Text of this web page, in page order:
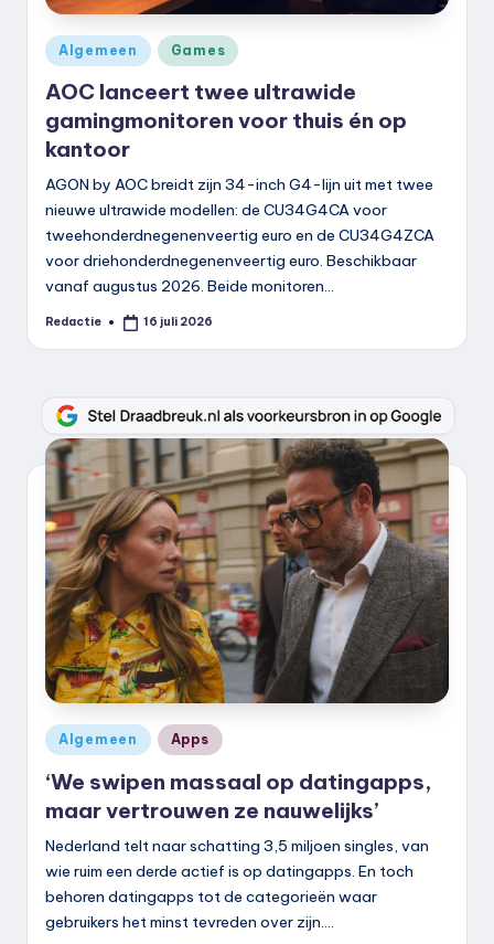
Geplaatst
in
Algemeen Games
AOC lanceert twee ultrawide
gamingmonitoren voor thuis én op
kantoor
AGON by AOC breidt zijn 34-inch G4-lijn uit met twee
nieuwe ultrawide modellen: de CU34G4CA voor
tweehonderdnegenenveertig euro en de CU34G4ZCA
voor driehonderdnegenenveertig euro. Beschikbaar
vanaf augustus 2026. Beide monitoren…
Geplaatst
Redactie 16 juli 2026
Geplaatst
in
Algemeen Apps
‘We swipen massaal op datingapps,
maar vertrouwen ze nauwelijks’
Nederland telt naar schatting 3,5 miljoen singles, van
wie ruim een derde actief is op datingapps. En toch
behoren datingapps tot de categorieën waar
gebruikers het minst tevreden over zijn.…